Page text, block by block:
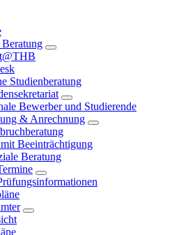
Studienberatung
Bewerber und Studierende
& Anrechnung
Beeinträchtigung
Beratung